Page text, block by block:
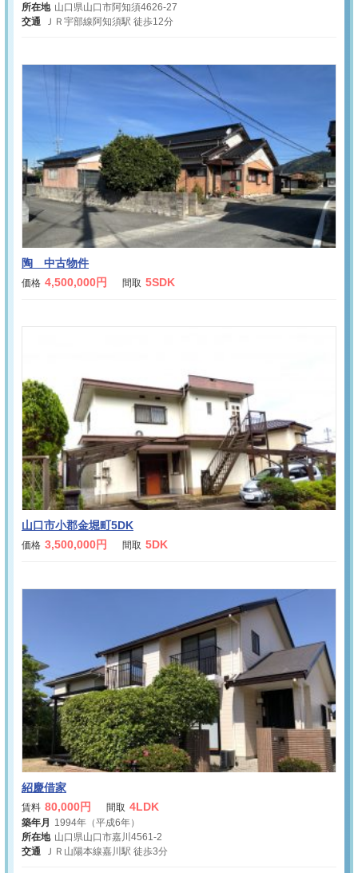
所在地 山口県山口市阿知須4626-27
交通
ＪＲ宇部線阿知須駅 徒歩12分
陶 中古物件
価格 4,500,000円 間取 5SDK
山口市小郡金堀町5DK
価格 3,500,000円 間取 5DK
紹慶借家
賃料 80,000円 間取 4LDK
築年月 1994年（平成6年）
所在地 山口県山口市嘉川4561-2
交通
ＪＲ山陽本線嘉川駅 徒歩3分